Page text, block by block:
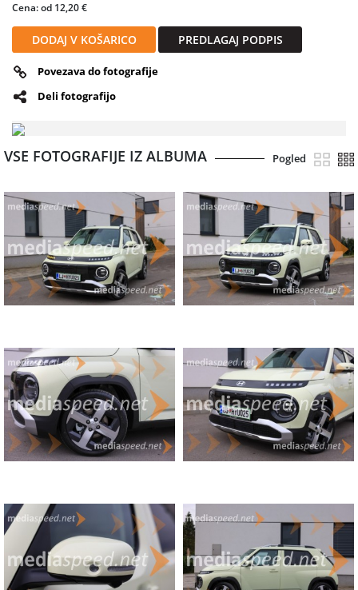
naravi. Napreden, a prizemljen. Če iščeš nekaj drugačnega – nekaj, kar
govori tvojo zgodbo – potem je INSTER več kot le izbira. Je tvoj
naslednji korak.
Cena: od 12,20 €
DODAJ V KOŠARICO PREDLAGAJ PODPIS
Povezava do fotografije
Deli fotografijo
VSE FOTOGRAFIJE IZ ALBUMA Pogled